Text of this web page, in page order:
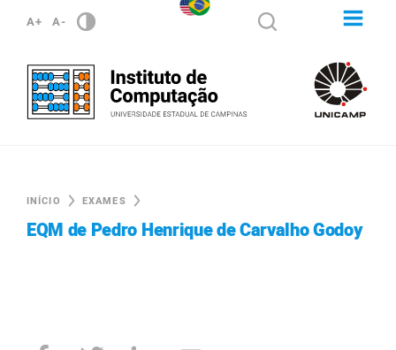
A+ A-
INÍCIO EXAMES
EQM de Pedro Henrique de Carvalho Godoy